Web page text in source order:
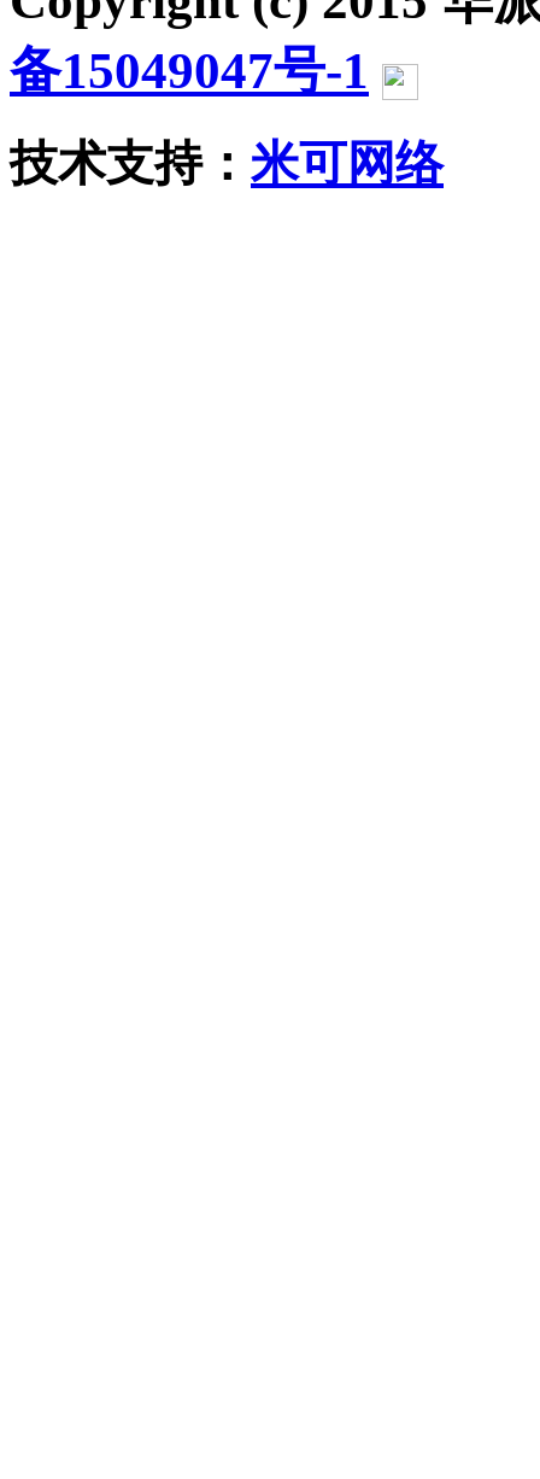
备15049047号-1
技术支持： 米可网络